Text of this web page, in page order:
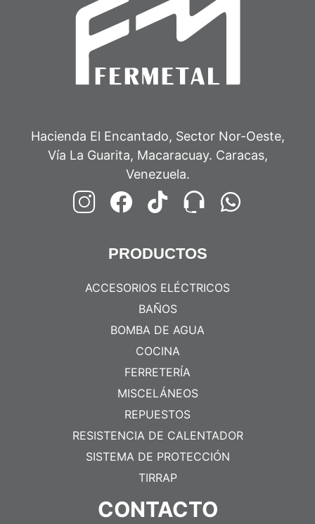
Hacienda El Encantado, Sector Nor-Oeste,
Vía La Guarita, Macaracuay. Caracas,
Venezuela.
PRODUCTOS
ACCESORIOS ELÉCTRICOS
BAÑOS
BOMBA DE AGUA
COCINA
FERRETERÍA
MISCELÁNEOS
REPUESTOS
RESISTENCIA DE CALENTADOR
SISTEMA DE PROTECCIÓN
TIRRAP
CONTACTO